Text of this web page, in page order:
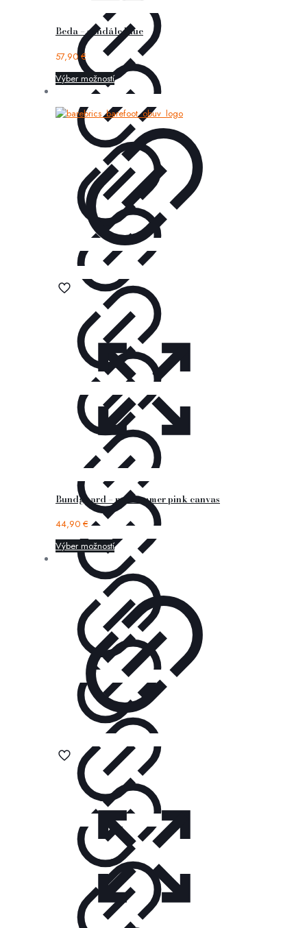
Beda – sandále blue
57,90 €
Výber možností
Bundgaard – nor summer pink canvas
44,90 €
Výber možností